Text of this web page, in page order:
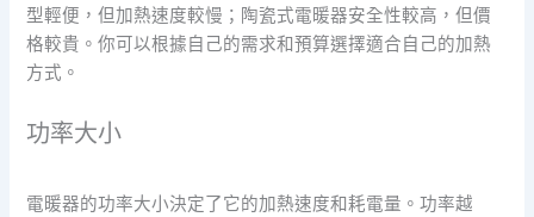
型輕便，但加熱速度較慢；陶瓷式電暖器安全性較高，但價
格較貴。你可以根據自己的需求和預算選擇適合自己的加熱
方式。
功率大小
電暖器的功率大小決定了它的加熱速度和耗電量。功率越